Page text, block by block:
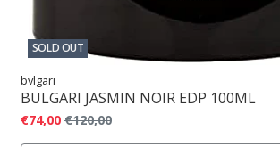
SOLD OUT
bvlgari
BULGARI JASMIN NOIR EDP 100ML
€74,00 €120,00